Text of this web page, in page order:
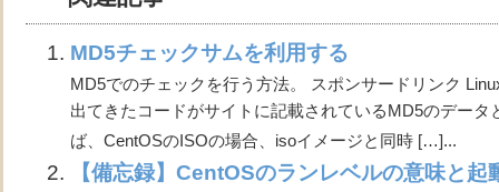
MD5チェックサムを利用する
MD5でのチェックを行う方法。 スポンサードリンク
出てきたコードがサイトに記載されているMD5のデー
ば、CentOSのISOの場合、isoイメージと同時 […]...
【備忘録】CentOSのランレベルの意味と起